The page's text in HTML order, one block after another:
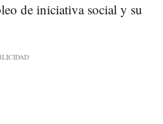
de iniciativa social y su